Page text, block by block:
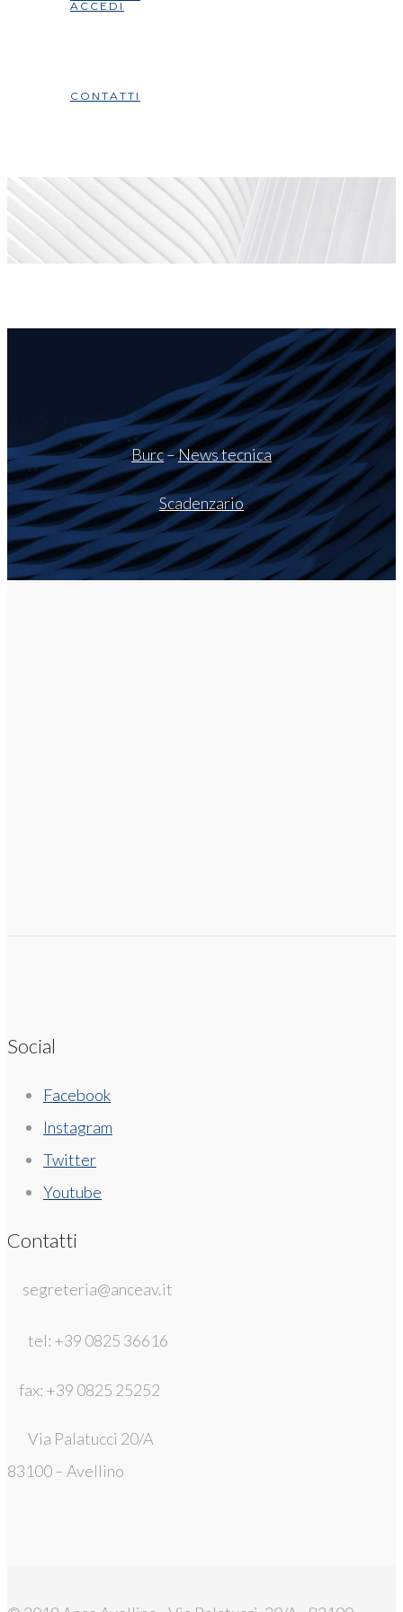
ACCEDI
CONTATTI
Burc–News tecnica
Scadenzario
Social
Facebook
Instagram
Twitter
Youtube
Contatti
segreteria@anceav.it
tel: +39 0825 36616
fax: +39 0825 25252
Via Palatucci 20/A
83100 – Avellino